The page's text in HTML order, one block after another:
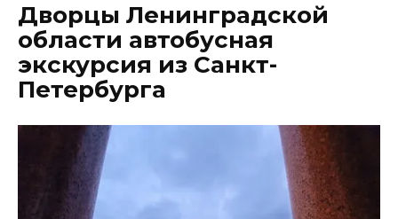
Дворцы Ленинградской
области автобусная
экскурсия из Санкт-
Петербурга